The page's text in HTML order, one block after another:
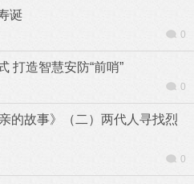
诞
0
打造智慧安防“前哨”
0
的故事》（二）两代人寻找烈
0